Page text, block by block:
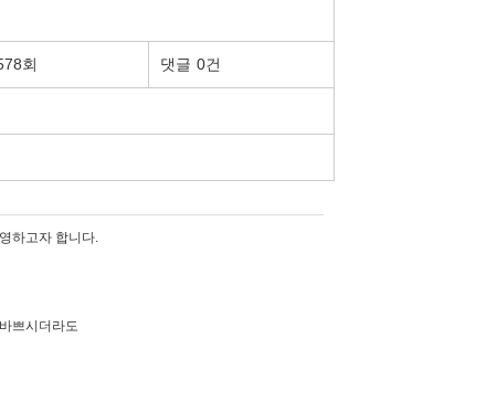
회 댓글 0건
하고자 합니다.
쁘시더라도